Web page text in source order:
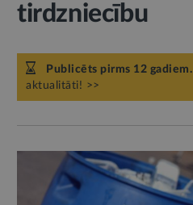
tirdzniecību
Publicēts pirms 12 gadiem.
aktualitāti! >>